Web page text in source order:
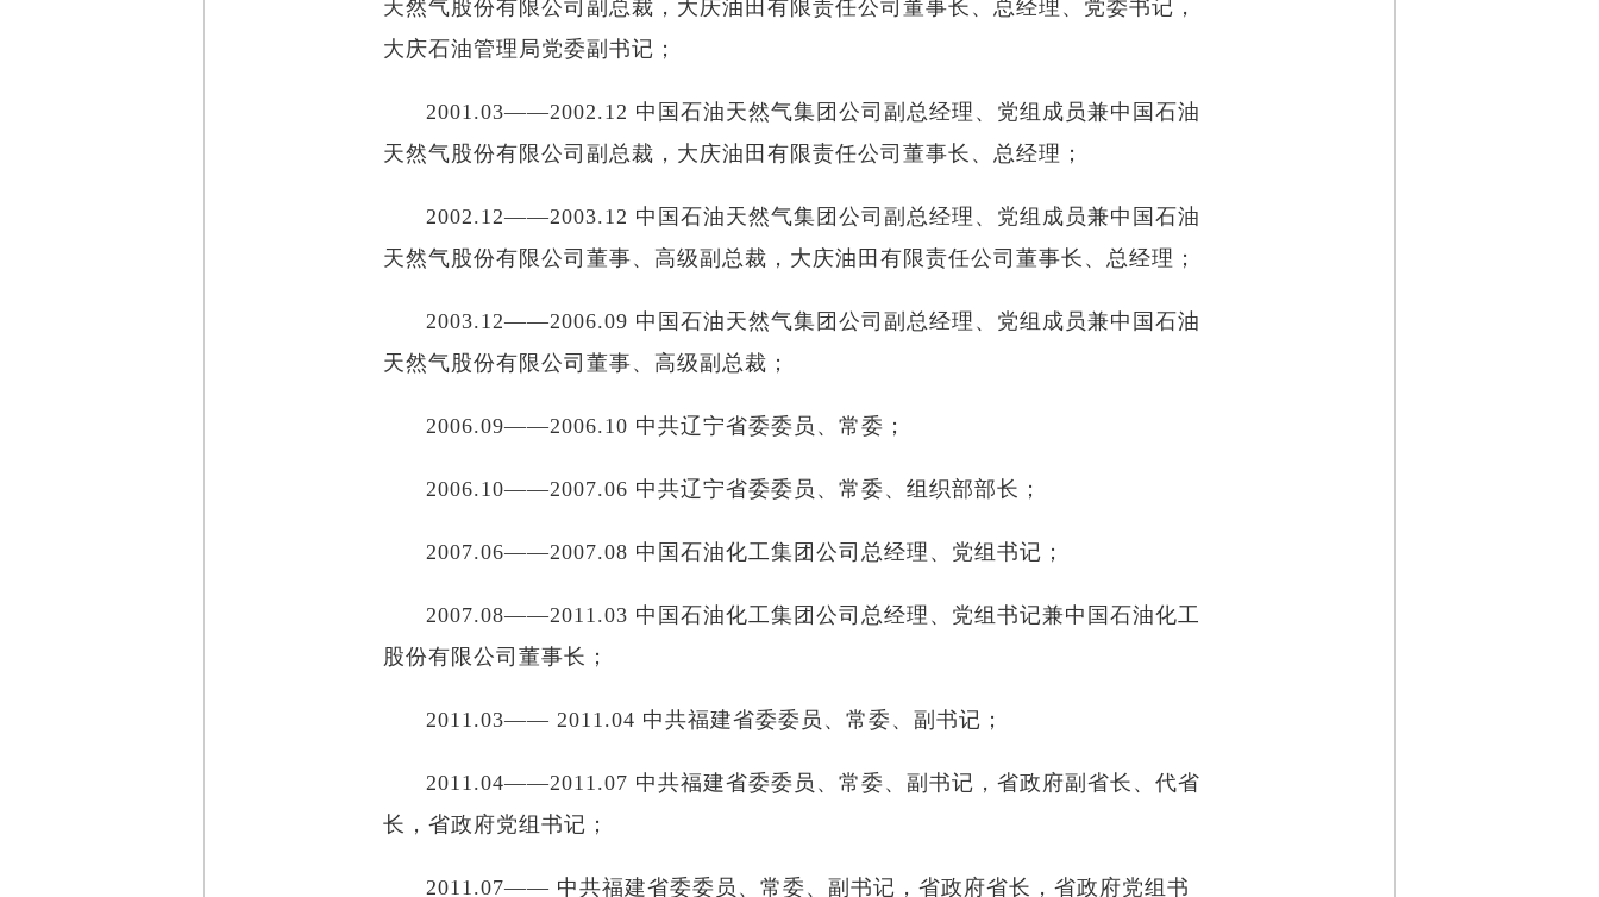
天然气股份有限公司副总裁，大庆油田有限责任公司董事长、总经理、党委书记，
大庆石油管理局党委副书记；
2001.03——2002.12 中国石油天然气集团公司副总经理、党组成员兼中国石油
天然气股份有限公司副总裁，大庆油田有限责任公司董事长、总经理；
2002.12——2003.12 中国石油天然气集团公司副总经理、党组成员兼中国石油
天然气股份有限公司董事、高级副总裁，大庆油田有限责任公司董事长、总经理；
2003.12——2006.09 中国石油天然气集团公司副总经理、党组成员兼中国石油
天然气股份有限公司董事、高级副总裁；
2006.09——2006.10 中共辽宁省委委员、常委；
2006.10——2007.06 中共辽宁省委委员、常委、组织部部长；
2007.06——2007.08 中国石油化工集团公司总经理、党组书记；
2007.08——2011.03 中国石油化工集团公司总经理、党组书记兼中国石油化工
股份有限公司董事长；
2011.03—— 2011.04 中共福建省委委员、常委、副书记；
2011.04——2011.07 中共福建省委委员、常委、副书记，省政府副省长、代省
长，省政府党组书记；
2011.07—— 中共福建省委委员、常委、副书记，省政府省长，省政府党组书